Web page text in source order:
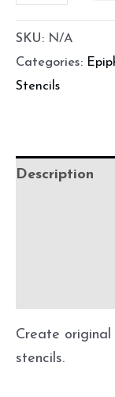
SKU: N/A
Categories:
Stencils
Description
Create
stencils.